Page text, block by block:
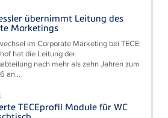
übernimmt Leitung des
Marketings
im Corporate Marketing bei TECE:
hat die Leitung der
nach mehr als zehn Jahren zum
an...
TECEprofil Module für WC